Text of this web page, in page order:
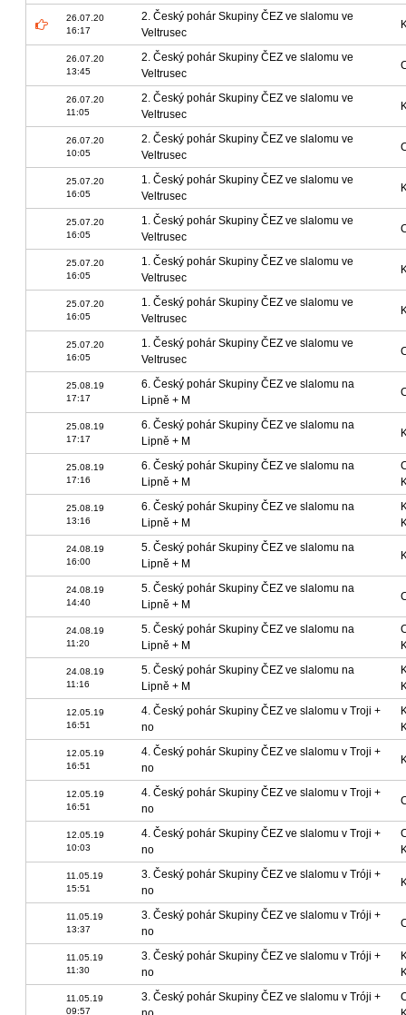
26.07.20
16:17
2. Český pohár Skupiny ČEZ ve slalomu ve
Veltrusec
26.07.20
13:45
2. Český pohár Skupiny ČEZ ve slalomu ve
Veltrusec
26.07.20
11:05
2. Český pohár Skupiny ČEZ ve slalomu ve
Veltrusec
26.07.20
10:05
2. Český pohár Skupiny ČEZ ve slalomu ve
Veltrusec
25.07.20
16:05
1. Český pohár Skupiny ČEZ ve slalomu ve
Veltrusec
25.07.20
16:05
1. Český pohár Skupiny ČEZ ve slalomu ve
Veltrusec
25.07.20
16:05
1. Český pohár Skupiny ČEZ ve slalomu ve
Veltrusec
25.07.20
16:05
1. Český pohár Skupiny ČEZ ve slalomu ve
Veltrusec
25.07.20
16:05
1. Český pohár Skupiny ČEZ ve slalomu ve
Veltrusec
25.08.19
17:17
6. Český pohár Skupiny ČEZ ve slalomu na
Lipně + M
25.08.19
17:17
6. Český pohár Skupiny ČEZ ve slalomu na
Lipně + M
25.08.19
17:16
6. Český pohár Skupiny ČEZ ve slalomu na
Lipně + M
25.08.19
13:16
6. Český pohár Skupiny ČEZ ve slalomu na
Lipně + M
24.08.19
16:00
5. Český pohár Skupiny ČEZ ve slalomu na
Lipně + M
24.08.19
14:40
5. Český pohár Skupiny ČEZ ve slalomu na
Lipně + M
24.08.19
11:20
5. Český pohár Skupiny ČEZ ve slalomu na
Lipně + M
24.08.19
11:16
5. Český pohár Skupiny ČEZ ve slalomu na
Lipně + M
12.05.19
16:51
4. Český pohár Skupiny ČEZ ve slalomu v Troji +
no
12.05.19
16:51
4. Český pohár Skupiny ČEZ ve slalomu v Troji +
no
12.05.19
16:51
4. Český pohár Skupiny ČEZ ve slalomu v Troji +
no
12.05.19
10:03
4. Český pohár Skupiny ČEZ ve slalomu v Troji +
no
11.05.19
15:51
3. Český pohár Skupiny ČEZ ve slalomu v Tróji +
no
11.05.19
13:37
3. Český pohár Skupiny ČEZ ve slalomu v Tróji +
no
11.05.19
11:30
3. Český pohár Skupiny ČEZ ve slalomu v Tróji +
no
11.05.19
09:57
3. Český pohár Skupiny ČEZ ve slalomu v Tróji +